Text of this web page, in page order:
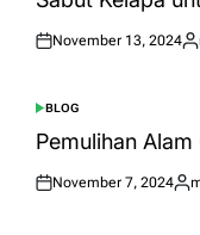
Posted
November 13, 2024
POSTED
IN
BLOG
Pemulihan
Posted
November 7, 2024